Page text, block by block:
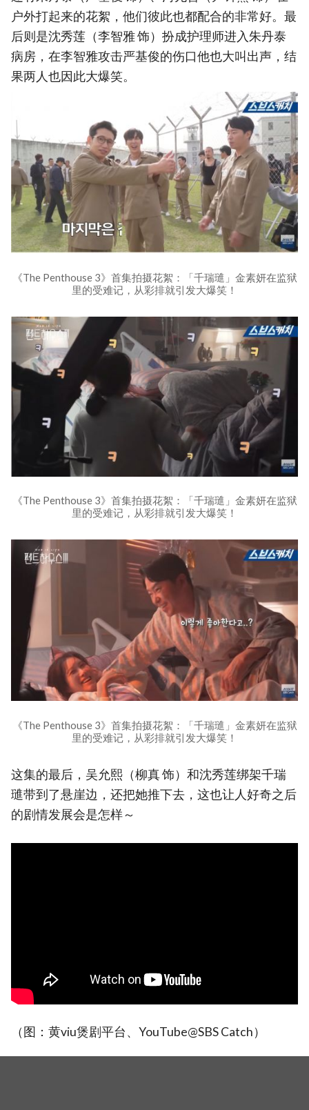
户外打起来的花絮，他们彼此也都配合的非常好。最
后则是沈秀莲（李智雅 饰）扮成护理师进入朱丹泰
病房，在李智雅攻击严基俊的伤口他也大叫出声，结
果两人也因此大爆笑。
《The Penthouse 3》首集拍摄花絮：「千瑞璡」金素妍在监狱
里的受难记，从彩排就引发大爆笑！
《The Penthouse 3》首集拍摄花絮：「千瑞璡」金素妍在监狱
里的受难记，从彩排就引发大爆笑！
《The Penthouse 3》首集拍摄花絮：「千瑞璡」金素妍在监狱
里的受难记，从彩排就引发大爆笑！
这集的最后，吴允熙（柳真 饰）和沈秀莲绑架千瑞
璡带到了悬崖边，还把她推下去，这也让人好奇之后
的剧情发展会是怎样～
（图：黄viu煲剧平台、YouTube@SBS Catch）